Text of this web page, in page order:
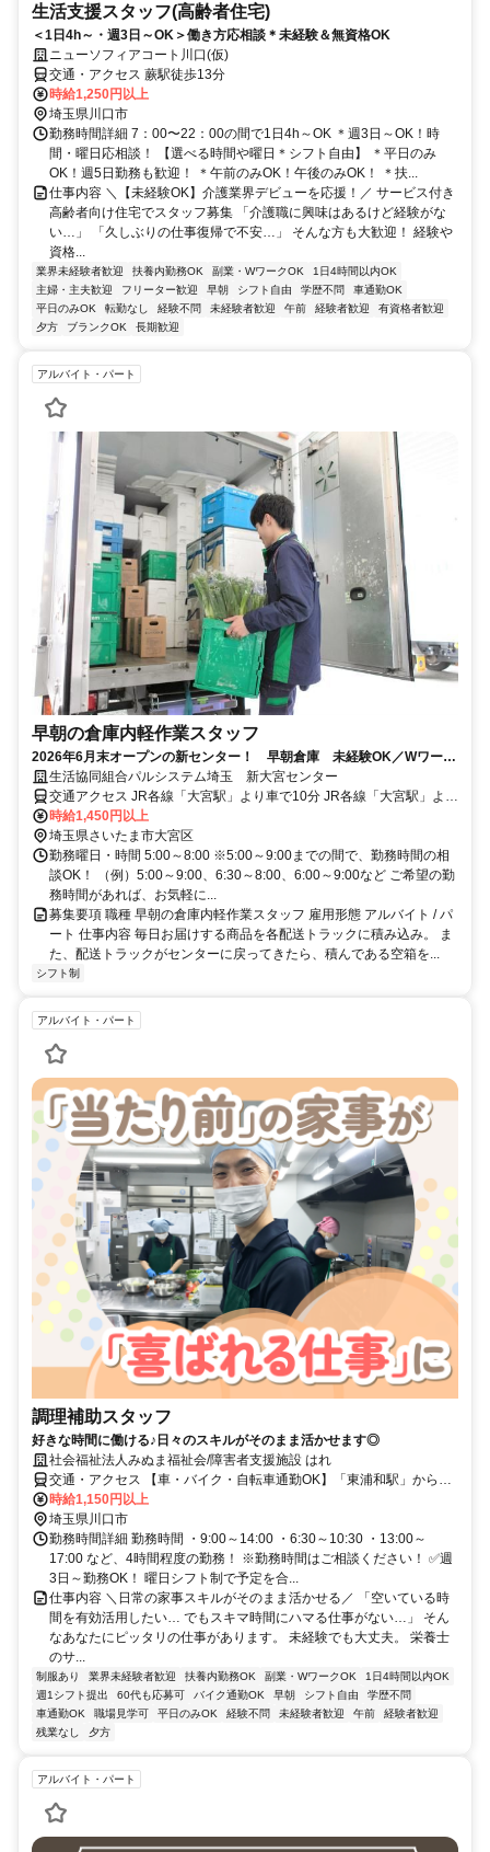
生活支援スタッフ(高齢者住宅)
＜1日4h～・週3日～OK＞働き方応相談＊未経験＆無資格OK
ニューソフィアコート川口(仮)
交通・アクセス 蕨駅徒歩13分
時給1,250円以上
埼玉県川口市
勤務時間詳細 7：00〜22：00の間で1日4h～OK ＊週3日～OK！時
間・曜日応相談！ 【選べる時間や曜日＊シフト自由】 ＊平日のみ
OK！週5日勤務も歓迎！ ＊午前のみOK！午後のみOK！ ＊扶...
仕事内容 ＼【未経験OK】介護業界デビューを応援！／ サービス付き
高齢者向け住宅でスタッフ募集 「介護職に興味はあるけど経験がな
い…」 「久しぶりの仕事復帰で不安…」 そんな方も大歓迎！ 経験や
資格...
業界未経験者歓迎 扶養内勤務OK 副業・WワークOK
1日4時間以内OK
主婦・主夫歓迎
フリーター歓迎 早朝 シフト自由 学歴不問
車通勤OK
平日のみOK
転勤なし 経験不問 未経験者歓迎 午前 経験者歓迎
有資格者歓迎
夕方
ブランクOK 長期歓迎
アルバイト・パート
早朝の倉庫内軽作業スタッフ
2026年6月末オープンの新センター！ 早朝倉庫 未経験OK／Wワーク
OK／短時間勤務
生活協同組合パルシステム埼玉 新大宮センター
交通アクセス JR各線「大宮駅」より車で10分 JR各線「大宮駅」より
バス10分、「芝川新橋」バス停より徒歩1分
時給1,450円以上
埼玉県さいたま市大宮区
勤務曜日・時間 5:00～8:00 ※5:00～9:00までの間で、勤務時間の相
談OK！ （例）5:00～9:00、6:30～8:00、6:00～9:00など ご希望の勤
務時間があれば、お気軽に...
募集要項 職種 早朝の倉庫内軽作業スタッフ 雇用形態 アルバイト / パ
ート 仕事内容 毎日お届けする商品を各配送トラックに積み込み。 ま
た、配送トラックがセンターに戻ってきたら、積んである空箱を...
シフト制
アルバイト・パート
調理補助スタッフ
好きな時間に働ける♪日々のスキルがそのまま活かせます◎
社会福祉法人みぬま福祉会/障害者支援施設 はれ
交通・アクセス 【車・バイク・自転車通勤OK】「東浦和駅」から徒
歩23分、車6分
時給1,150円以上
埼玉県川口市
勤務時間詳細 勤務時間 ・9:00～14:00 ・6:30～10:30 ・13:00～
17:00 など、4時間程度の勤務！ ※勤務時間はご相談ください！ ✅週
3日～勤務OK！ 曜日シフト制で予定を合...
仕事内容 ＼日常の家事スキルがそのまま活かせる／ 「空いている時
間を有効活用したい… でもスキマ時間にハマる仕事がない…」 そん
なあなたにピッタリの仕事があります。 未経験でも大丈夫。 栄養士
のサ...
制服あり 業界未経験者歓迎 扶養内勤務OK 副業・WワークOK
1日4時間以内OK
週1シフト提出
60代も応募可 バイク通勤OK 早朝 シフト自由
学歴不問
車通勤OK
職場見学可 平日のみOK 経験不問 未経験者歓迎 午前
経験者歓迎
残業なし
夕方
アルバイト・パート